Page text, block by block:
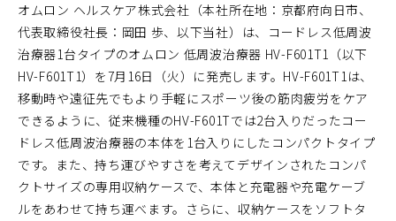
オムロン ヘルスケア株式会社（本社所在地：京都府向日市、
代表取締役社長：岡田 歩、以下当社）は、コードレス低周波
治療器1台タイプのオムロン 低周波治療器 HV-F601T1（以下
HV-F601T1）を7月16日（火）に発売します。HV-F601T1は、
移動時や遠征先でもより手軽にスポーツ後の筋肉疲労をケア
できるように、従来機種のHV-F601Tでは2台入りだったコー
ドレス低周波治療器の本体を1台入りにしたコンパクトタイプ
です。また、持ち運びやすさを考えてデザインされたコンパ
クトサイズの専用収納ケースで、本体と充電器や充電ケーブ
ルをあわせて持ち運べます。さらに、収納ケースをソフトタ